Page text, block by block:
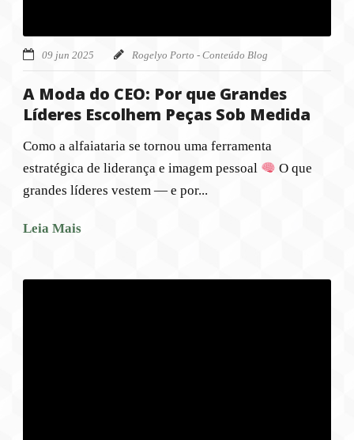
09 jun 2025 Rogelyo Porto - Conteúdo Blog
A Moda do CEO: Por que Grandes
Líderes Escolhem Peças Sob Medida
Como a alfaiataria se tornou uma ferramenta
estratégica de liderança e imagem pessoal
O que
grandes líderes vestem — e por...
Leia Mais